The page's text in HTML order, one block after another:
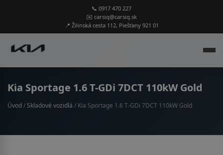
📞 0917 470 227
✉️ carsiq@carsiq.sk
📍 Žilinská cesta 112, Piešťany 921 01
Kia Sportage 1.6 T-GDi 7DCT 110kW Gold
Úvod/Skladové vozidlá / Kia Sportage 1.6 T-GDi 7DCT 110kW Gold